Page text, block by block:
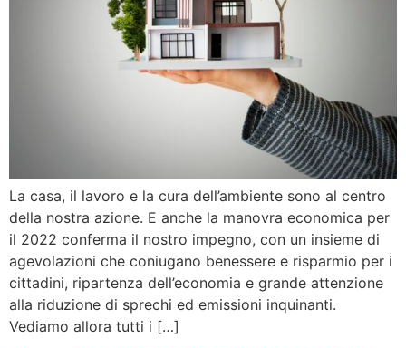
La casa, il lavoro e la cura dell’ambiente sono al centro
della nostra azione. E anche la manovra economica per
il 2022 conferma il nostro impegno, con un insieme di
agevolazioni che coniugano benessere e risparmio per i
cittadini, ripartenza dell’economia e grande attenzione
alla riduzione di sprechi ed emissioni inquinanti.
Vediamo allora tutti i […]